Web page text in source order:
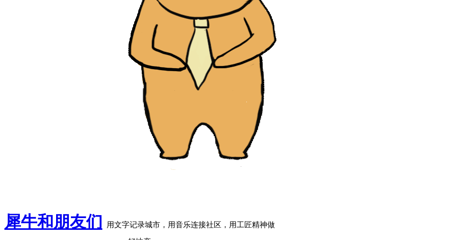
犀牛和朋友们 用文字记录城市，用音乐连接社区，用工匠精神做